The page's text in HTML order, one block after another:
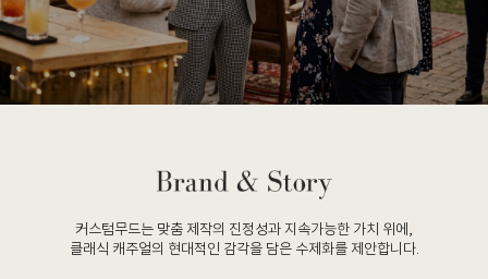
커스텀무드는 맞춤 제작의 진정성과 지속가능한 가치 위에,
클래식 캐주얼의 현대적인 감각을 담은 수제화를 제안합니다.